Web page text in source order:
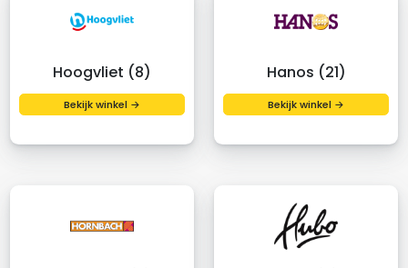
Hoogvliet (8)
Bekijk winkel →
Hanos (21)
Bekijk winkel →